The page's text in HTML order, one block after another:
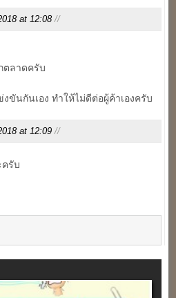
at 12:08 //
ตลาดครับ
ขันกันเอง ทำให้ไม่ดีต่อผู้ค้าเองครับ
at 12:09 //
ครับ